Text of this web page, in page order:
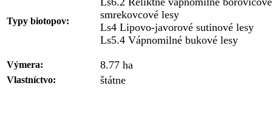
Typy biotopov:
smrekovcové lesy
Ls4 Lipovo-javorové sutinové lesy
Ls5.4 Vápnomilné bukové lesy
Výmera: 8.77 ha
Vlastníctvo: štátne